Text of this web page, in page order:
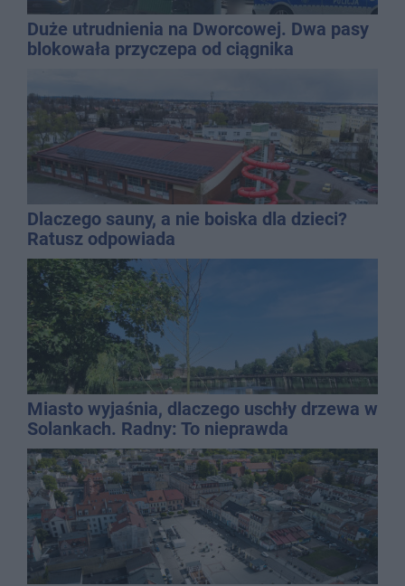
Duże utrudnienia na Dworcowej. Dwa pasy
blokowała przyczepa od ciągnika
Dlaczego sauny, a nie boiska dla dzieci?
Ratusz odpowiada
Miasto wyjaśnia, dlaczego uschły drzewa w
Solankach. Radny: To nieprawda